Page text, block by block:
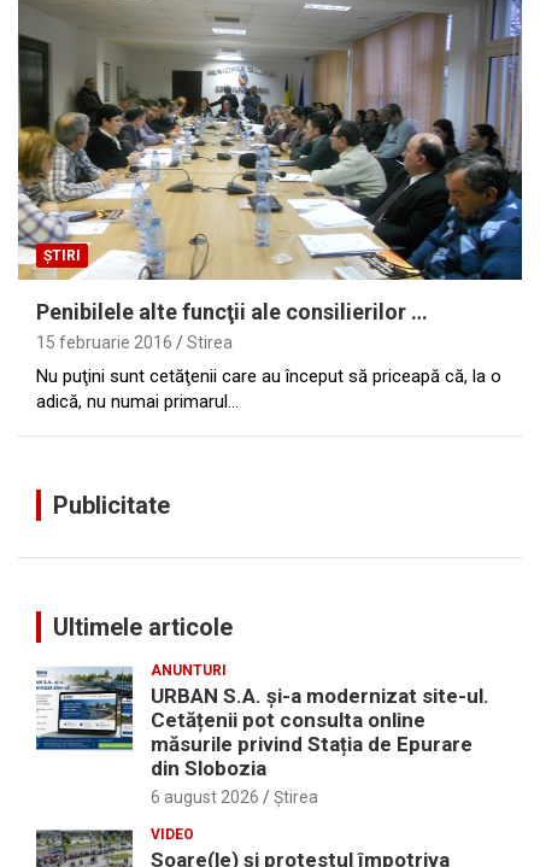
ȘTIRI
Penibilele alte funcţii ale consilierilor …
15 februarie 2016 Stirea
Nu puţini sunt cetăţenii care au început să priceapă că, la o
adică, nu numai primarul…
Publicitate
Ultimele articole
ANUNTURI
URBAN S.A. și-a modernizat site-ul.
Cetățenii pot consulta online
măsurile privind Stația de Epurare
din Slobozia
6 august 2026 Ştirea
VIDEO
Soare(le) și protestul împotriva